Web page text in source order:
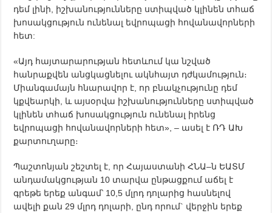
դեմ լինի, իշխանությունները ստիպված կլինեն տհաճ
խոսակցություն ունենալ եվրոպացի հովանավորների
հետ:
«Այդ հայտարարության հետևում կա նշված
հանրաքվեն անցկացնելու ակնհայտ դժկամություն։
Միանգամայն հնարավոր է, որ բնակչությունը դեմ
կքվեարկի, և այսօրվա իշխանությունները ստիպված
կլինեն տհաճ խոսակցություն ունենալ իրենց
եվրոպացի հովանավորների հետ», – ասել է ՌԴ ԱԽ
քարտուղարը։
Պաշտոնյան շեշտել է, որ Հայաստանի ՀՆԱ–ն ԵԱՏՄ
անդամակցության 10 տարվա ընթացքում աճել է
գրեթե երեք անգամ՝ 10,5 մլրդ դոլարից հասնելով
ավելի քան 29 մլրդ դոլարի, ընդ որում` վերջին երեք